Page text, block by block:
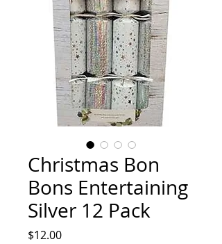
Christmas Bon
Bons Entertaining
Silver 12 Pack
$12.00Prix